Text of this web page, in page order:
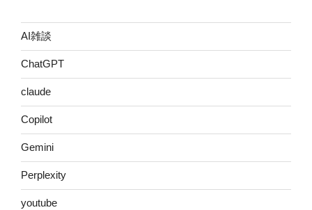
AI雑談
ChatGPT
claude
Copilot
Gemini
Perplexity
youtube